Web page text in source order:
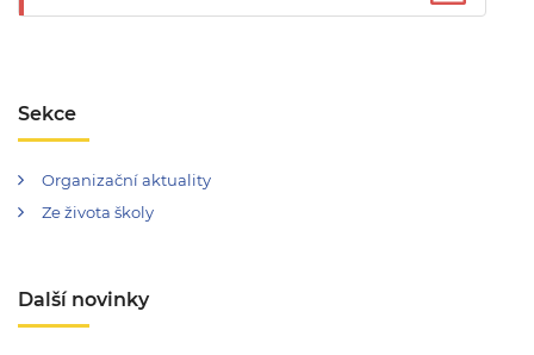
Sekce
Organizační aktuality
Ze života školy
Další novinky